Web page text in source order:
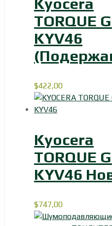
TORQUE
KYV46
$422,00
Kyocera
TORQUE
KYV46
$747,00